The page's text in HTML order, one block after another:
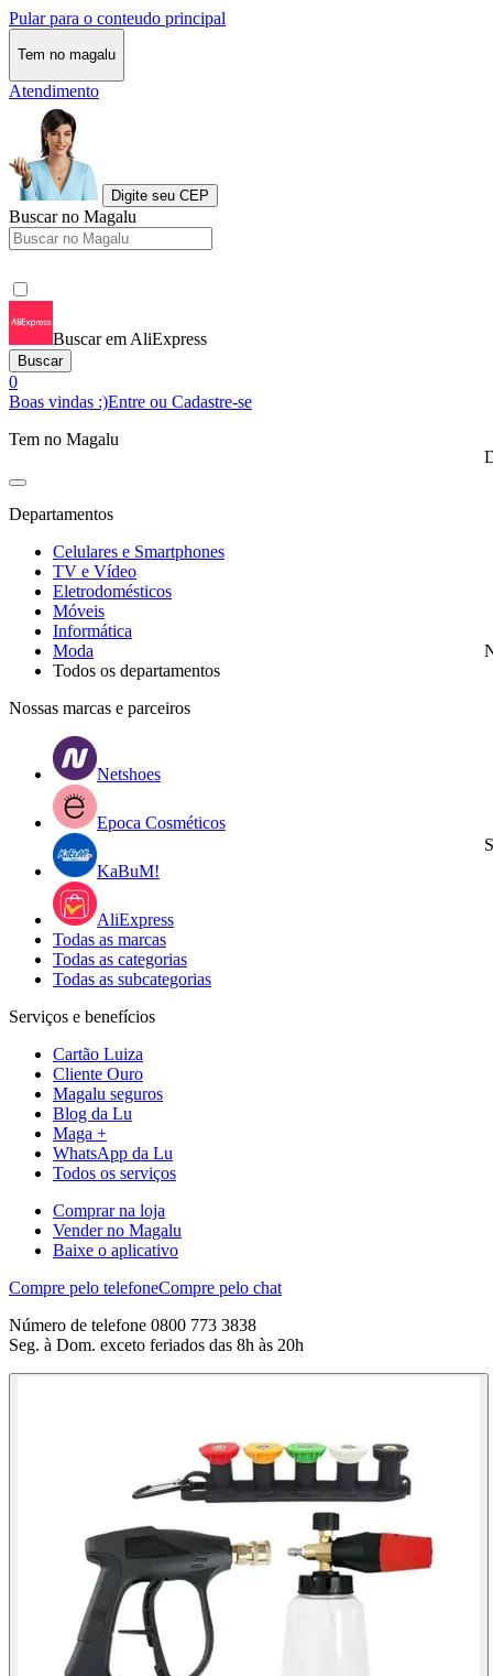
Pular para o conteudo principal
Tem no magalu
Atendimento
Digite seu CEP
Buscar no Magalu
Buscar em AliExpress
Buscar
0
Boas vindas :)Entre ou Cadastre-se
Tem no Magalu
Departamentos
Celulares e Smartphones
TV e Vídeo
Eletrodomésticos
Móveis
Informática
Moda
Todos os departamentos
Nossas marcas e parceiros
Netshoes
Epoca Cosméticos
KaBuM!
AliExpress
Todas as marcas
Todas as categorias
Todas as subcategorias
Serviços e benefícios
Cartão Luiza
Cliente Ouro
Magalu seguros
Blog da Lu
Maga +
WhatsApp da Lu
Todos os serviços
Comprar na loja
Vender no Magalu
Baixe o aplicativo
Compre pelo telefoneCompre pelo chat
Número de telefone 0800 773 3838
Seg. à Dom. exceto feriados das 8h às 20h